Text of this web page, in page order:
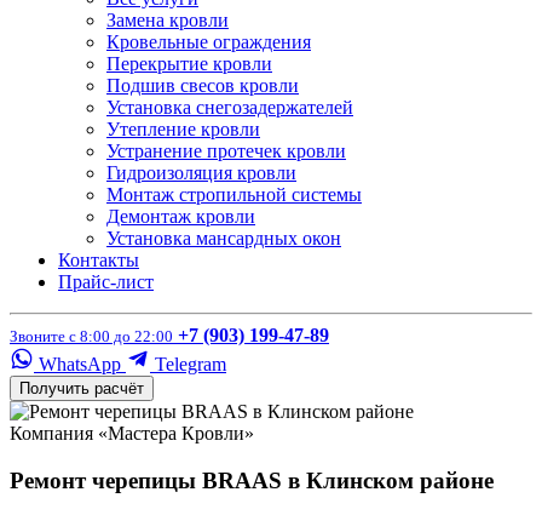
Замена кровли
Кровельные ограждения
Перекрытие кровли
Подшив свесов кровли
Установка снегозадержателей
Утепление кровли
Устранение протечек кровли
Гидроизоляция кровли
Монтаж стропильной системы
Демонтаж кровли
Установка мансардных окон
Контакты
Прайс-лист
Звоните с 8:00 до 22:00 +7 (903) 199-47-89
WhatsApp
Telegram
Получить расчёт
Компания «Мастера Кровли»
Ремонт черепицы BRAAS в Клинском районе